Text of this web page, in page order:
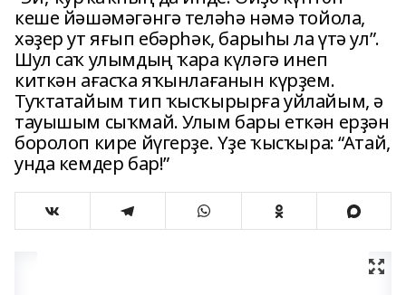
кеше йәшәмәгәнгә теләһә нәмә тойола,
хәҙер ут яғып ебәрһәк, барыһы ла үтә ул”.
Шул саҡ улымдың ҡара күләгә инеп
киткән ағасҡа яҡынлағанын күрҙем.
Туҡтатайым тип ҡысҡырырға уйлайым, ә
тауышым сыҡмай. Улым бары еткән ерҙән
боролоп кире йүгерҙе. Үҙе ҡысҡыра: “Атай,
унда кемдер бар!”